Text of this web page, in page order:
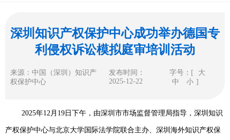
深圳知识产权保护中心成功举办德国专
利侵权诉讼模拟庭审培训活动
来源：中国（深圳）知识产
权保护中心
发布时间：
2025-12-22
字号：[
大
中
小 ]
2025年12月19日下午，由深圳市市场监督管理局指导，深圳知识
产权保护中心与北京大学国际法学院联合主办、深圳海外知识产权保